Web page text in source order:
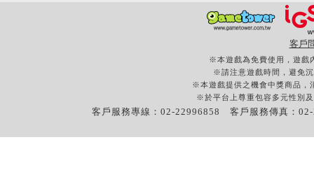
客戶
※本遊戲為免費使用，遊戲
※請注意遊戲時間，避免
※本遊戲提供之機會中獎商品，
※於平台上尊重包容多元性別
客戶服務專線：02-22996858 客戶服務傳真：